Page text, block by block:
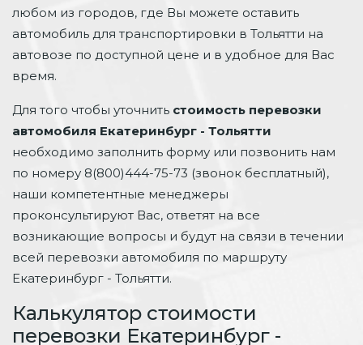
любом из городов, где Вы можете оставить
автомобиль для транспортировки в Тольятти на
автовозе по доступной цене и в удобное для Вас
время.
Для того чтобы уточнить стоимость перевозки
автомобиля Екатеринбург - Тольятти
необходимо заполнить форму или позвонить нам
по номеру 8(800)444-75-73 (звонок бесплатный),
наши компетентные менеджеры
проконсультируют Вас, ответят на все
возникающие вопросы и будут на связи в течении
всей перевозки автомобиля по маршруту
Екатеринбург - Тольятти.
Калькулятор стоимости
перевозки Екатеринбург -